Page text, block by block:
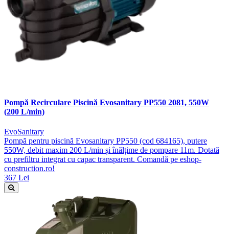
Pompă Recirculare Piscină Evosanitary PP550 2081, 550W
(200 L/min)
EvoSanitary
Pompă pentru piscină Evosanitary PP550 (cod 684165), putere
550W, debit maxim 200 L/min și înălțime de pompare 11m. Dotată
cu prefiltru integrat cu capac transparent. Comandă pe eshop-
construction.ro!
367 Lei